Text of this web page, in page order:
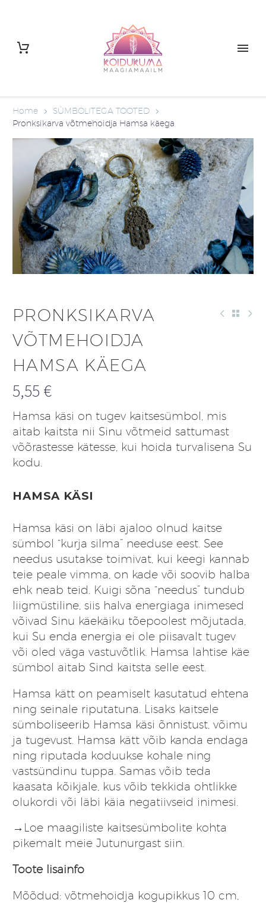
Home
SÜMBOLITEGA TOOTED
Pronksikarva võtmehoidja Hamsa käega
PRONKSIKARVA
VÕTMEHOIDJA
HAMSA KÄEGA
5,55 €
Hamsa käsi on tugev kaitsesümbol, mis
aitab kaitsta nii Sinu võtmeid sattumast
võõrastesse kätesse, kui hoida turvalisena Su
kodu.
HAMSA KÄSI
Hamsa käsi on läbi ajaloo olnud kaitse
sümbol “kurja silma” needuse eest. See
needus usutakse toimivat, kui keegi kannab
teie peale vimma, on kade või soovib halba
ehk neab teid. Kuigi sõna “needus” tundub
liigmüstiline, siis halva energiaga inimesed
võivad Sinu käekäiku tõepoolest mõjutada,
kui Su enda energia ei ole piisavalt tugev
või oled väga vastuvõtlik. Hamsa lahtise käe
sümbol aitab Sind kaitsta selle eest.
Hamsa kätt on peamiselt kasutatud ehtena
ning seinale riputatuna. Lisaks kaitsele
sümboliseerib Hamsa käsi õnnistust, võimu
ja tugevust. Hamsa kätt võib kanda endaga
ning riputada koduukse kohale ning
vastsündinu tuppa. Samas võib teda
kaasata kõikjale, kus võib tekkida ohtlikke
olukordi või läbi käia negatiivseid inimesi.
→Loe maagiliste kaitsesümbolite kohta
pikemalt meie Jutunurgast siin
Toote lisainfo
Mõõdud: võtmehoidja kogupikkus 10 cm,